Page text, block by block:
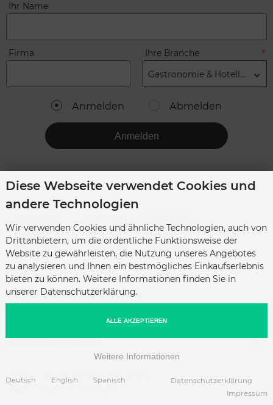
Ihr Name
Firma Ihre Branche
Gastronomie & Hotellerie
Anmelden Abmelden
Anmelden
SICHER EINKAUFEN
Unsere Kunden bewerten
Diese Webseite verwendet Cookies und
andere Technologien
Wir verwenden Cookies und ähnliche Technologien, auch von
Drittanbietern, um die ordentliche Funktionsweise der
Website zu gewährleisten, die Nutzung unseres Angebotes
zu analysieren und Ihnen ein bestmögliches Einkaufserlebnis
bieten zu können. Weitere Informationen finden Sie in
unserer Datenschutzerklärung.
ALLE AKZEPTIEREN
Weitere Informationen
Deutsch English Spanisch
Datenschutzerklärung
Impressum